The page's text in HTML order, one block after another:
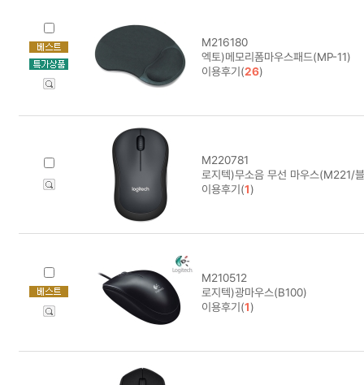
M216180
엑토)메모리폼마우스패드(MP-11)
이용후기(26)
M220781
로지텍)무소음 무선 마우스(M221/
이용후기(1)
M210512
로지텍)광마우스(B100)
이용후기(1)